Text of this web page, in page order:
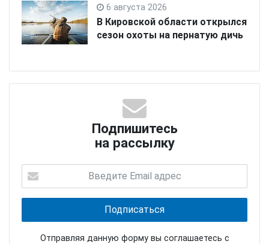
6 августа 2026
В Кировской области открылся
сезон охоты на пернатую дичь
Подпишитесь
на рассылку
Отправляя данную форму вы соглашаетесь с